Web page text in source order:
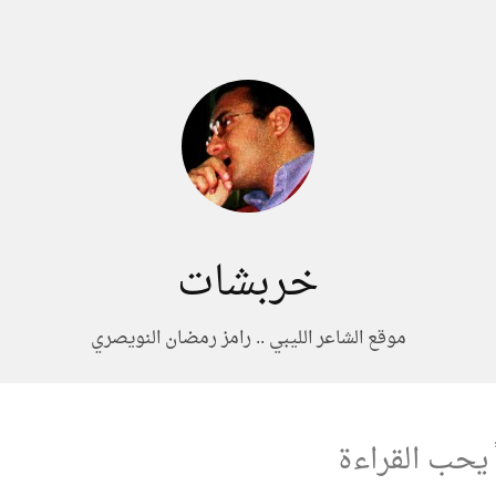
خربشات
موقع الشاعر الليبي .. رامز رمضان النويصري
القراءة